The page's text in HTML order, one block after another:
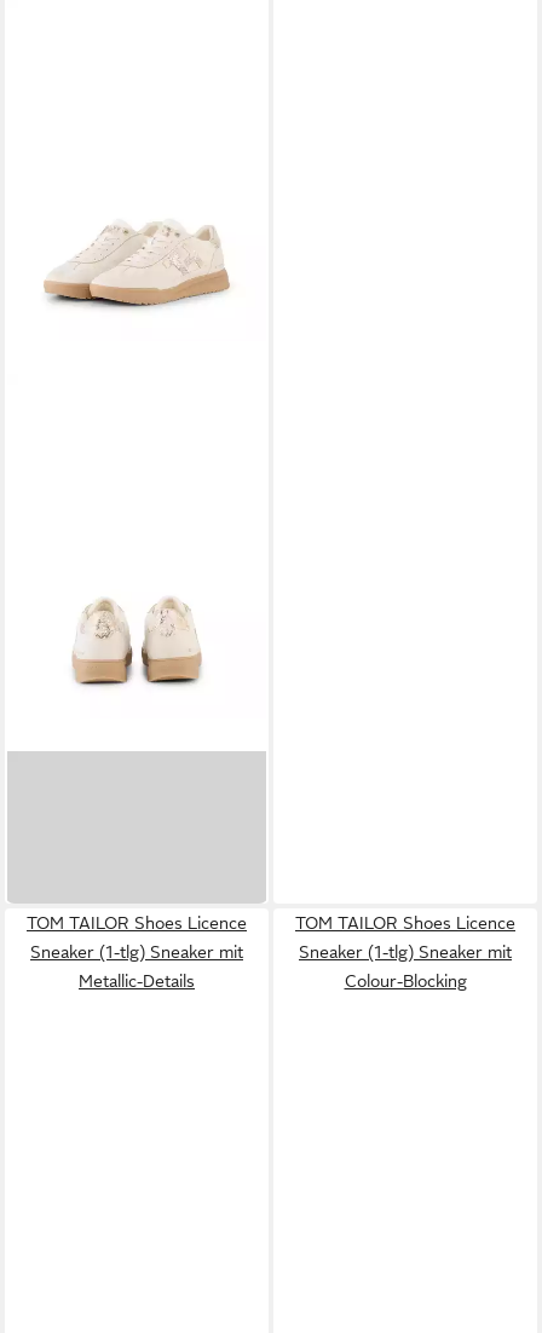
TOM TAILOR Shoes Licence
Sneaker (1-tlg) Sneaker mit
Metallic-Details
TOM TAILOR Shoes Licence
Sneaker (1-tlg) Sneaker mit
Colour-Blocking